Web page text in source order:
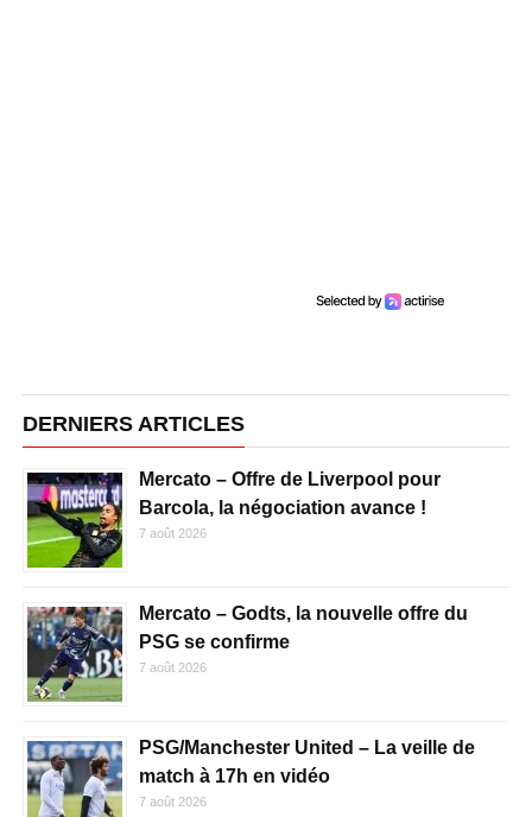
DERNIERS ARTICLES
Mercato – Offre de Liverpool pour
Barcola, la négociation avance !
7 août 2026
Mercato – Godts, la nouvelle offre du
PSG se confirme
7 août 2026
PSG/Manchester United – La veille de
match à 17h en vidéo
7 août 2026